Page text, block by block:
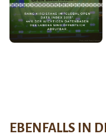
EBENFALLS IN